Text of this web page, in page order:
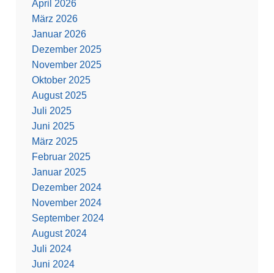
April 2026
März 2026
Januar 2026
Dezember 2025
November 2025
Oktober 2025
August 2025
Juli 2025
Juni 2025
März 2025
Februar 2025
Januar 2025
Dezember 2024
November 2024
September 2024
August 2024
Juli 2024
Juni 2024